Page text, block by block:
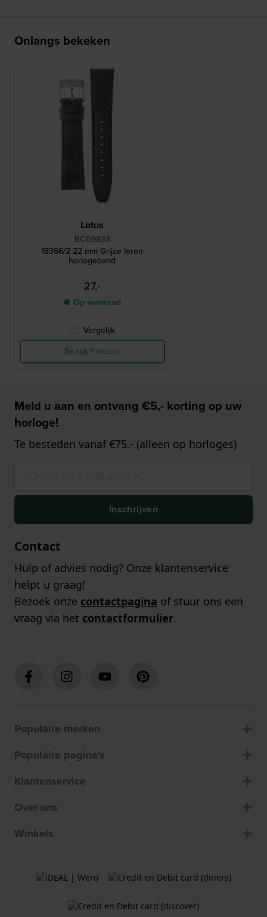
Onlangs bekeken
Lotus
BC09833
18366/2 22 mm Grijze leren
horlogeband
27,-
● Op voorraad
Vergelijk
Bekijk Product
Meld u aan en ontvang €5,- korting op uw
horloge!
Te besteden vanaf €75,- (alleen op horloges)
Inschrijven
Contact
Hulp of advies nodig? Onze klantenservice
helpt u graag!
Bezoek onze contactpagina of stuur ons een
vraag via het contactformulier.
Populaire merken
Populaire pagina's
Klantenservice
Over ons
Winkels